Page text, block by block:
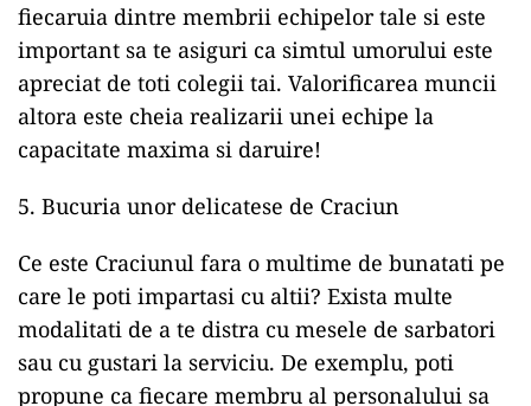
fiecaruia dintre membrii echipelor tale si este
important sa te asiguri ca simtul umorului este
apreciat de toti colegii tai. Valorificarea muncii
altora este cheia realizarii unei echipe la
capacitate maxima si daruire!
5. Bucuria unor delicatese de Craciun
Ce este Craciunul fara o multime de bunatati pe
care le poti impartasi cu altii? Exista multe
modalitati de a te distra cu mesele de sarbatori
sau cu gustari la serviciu. De exemplu, poti
propune ca fiecare membru al personalului sa